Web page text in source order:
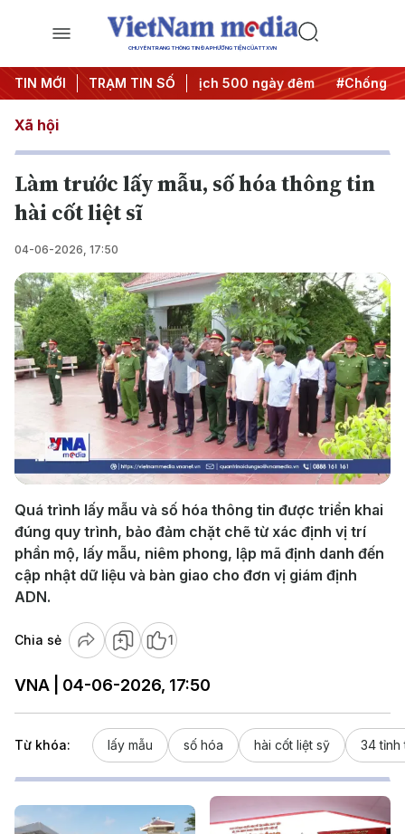
CHUYÊN TRANG THÔNG TIN ĐA PHƯƠNG TIỆN CỦA TTXVN
TIN MỚI TRẠM TIN SỐ
động #Chiến dịch 500 ngày đêm #Chống khai thác
Xã hội
Làm trước lấy mẫu, số hóa thông tin
hài cốt liệt sĩ
04-06-2026, 17:50
Play
Video
Quá trình lấy mẫu và số hóa thông tin được triển khai
đúng quy trình, bảo đảm chặt chẽ từ xác định vị trí
phần mộ, lấy mẫu, niêm phong, lập mã định danh đến
cập nhật dữ liệu và bàn giao cho đơn vị giám định
ADN.
Chia sẻ 1
VNA | 04-06-2026, 17:50
Từ khóa: lấy mẫu số hóa hài cốt liệt sỹ 34 tỉnh